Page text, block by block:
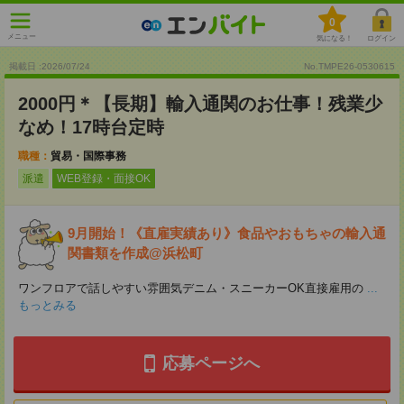
メニュー
0
気になる！ ログイン
掲載日 :2026/07/24 No.TMPE26-0530615
2000円＊【長期】輸入通関のお仕事！残業少
なめ！17時台定時
職種： 貿易・国際事務
派遣
WEB登録・面接OK
9月開始！《直雇実績あり》食品やおもちゃの輸入通
関書類を作成@浜松町
ワンフロアで話しやすい雰囲気デニム・スニーカーOK直接雇用の ...
もっとみる
応募ページへ